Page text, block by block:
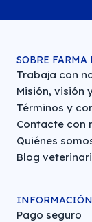
SOBRE
Trabaja con
Misión, visión
Términos y
Contacte con
Quiénes
Blog
INFORMACIÓN
Pago seguro